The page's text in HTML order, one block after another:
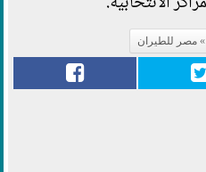
مصر للطيران